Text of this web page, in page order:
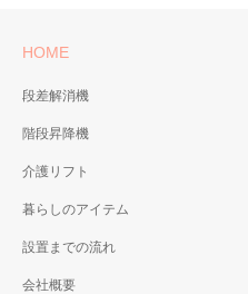
HOME
段差解消機
階段昇降機
介護リフト
暮らしのアイテム
設置までの流れ
会社概要